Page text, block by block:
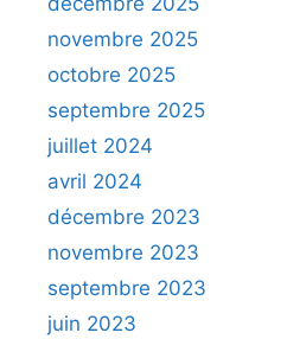
novembre 2025
octobre 2025
septembre 2025
juillet 2024
avril 2024
décembre 2023
novembre 2023
septembre 2023
juin 2023